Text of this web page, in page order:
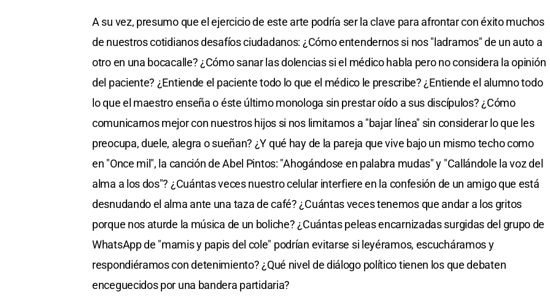
A su vez, presumo que el ejercicio de este arte podría ser la clave para afrontar con éxito muchos
de nuestros cotidianos desafíos ciudadanos: ¿Cómo entendernos si nos "ladramos" de un auto a
otro en una bocacalle? ¿Cómo sanar las dolencias si el médico habla pero no considera la opinión
del paciente? ¿Entiende el paciente todo lo que el médico le prescribe? ¿Entiende el alumno todo
lo que el maestro enseña o éste último monologa sin prestar oído a sus discípulos? ¿Cómo
comunicarnos mejor con nuestros hijos si nos limitamos a "bajar línea" sin considerar lo que les
preocupa, duele, alegra o sueñan? ¿Y qué hay de la pareja que vive bajo un mismo techo como
en "Once mil", la canción de Abel Pintos: "Ahogándose en palabra mudas" y "Callándole la voz del
alma a los dos"? ¿Cuántas veces nuestro celular interfiere en la confesión de un amigo que está
desnudando el alma ante una taza de café? ¿Cuántas veces tenemos que andar a los gritos
porque nos aturde la música de un boliche? ¿Cuántas peleas encarnizadas surgidas del grupo de
WhatsApp de "mamis y papis del cole" podrían evitarse si leyéramos, escucháramos y
respondiéramos con detenimiento? ¿Qué nivel de diálogo político tienen los que debaten
enceguecidos por una bandera partidaria?